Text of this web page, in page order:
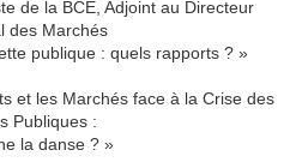
de la BCE, Adjoint au Directeur
des Marchés
publique : quels rapports ? »
et les Marchés face à la Crise des
Publiques :
la danse ? »